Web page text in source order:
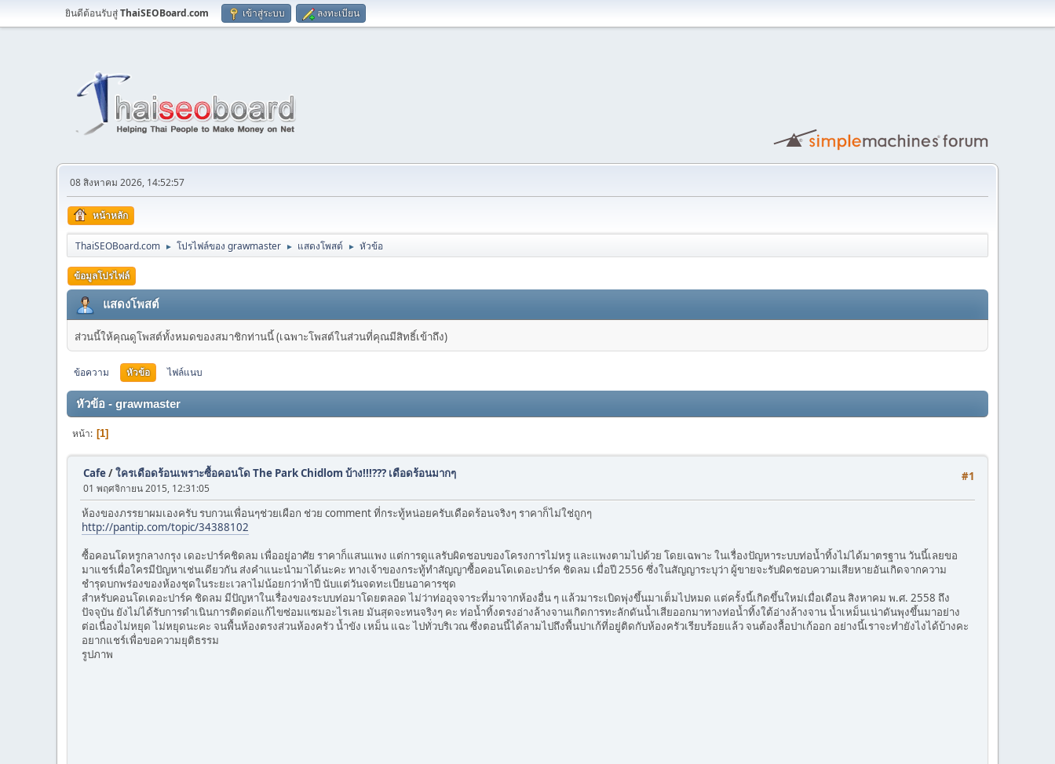
ยินดีต้อนรับสู่ThaiSEOBoard.com เข้าสู่ระบบ ลงทะเบียน
08 สิงหาคม 2026, 14:52:57
หน้าหลัก
ThaiSEOBoard.com ► โปรไฟล์ของ grawmaster ► แสดงโพสต์ ► หัวข้อ
ข้อมูลโปรไฟล์
แสดงโพสต์
ส่วนนี้ให้คุณดูโพสต์ทั้งหมดของสมาชิกท่านนี้ (เฉพาะโพสต์ในส่วนที่คุณมีสิทธิ์เข้าถึง)
ข้อความ หัวข้อ ไฟล์แนบ
หัวข้อ - grawmaster
หน้า 1
#1
Cafe/ใครเดือดร้อนเพราะซื้อคอนโด The Park Chidlom บ้าง!!!??? เดือดร้อนมากๆ
01 พฤศจิกายน 2015, 12:31:05
ห้องของภรรยาผมเองครับ รบกวนเพื่อนๆช่วยเผือก ช่วย comment ที่กระทู้หน่อยครับเดือดร้อนจริงๆ ราคาก็ไม่ใช่ถูกๆ
http://pantip.com/topic/34388102
ซื้อคอนโดหรูกลางกรุง เดอะปาร์คชิดลม เพื่ออยู่อาศัย ราคาก็แสนแพง แต่การดูแลรับผิดชอบของโครงการไม่หรู และแพงตามไปด้วย โดยเฉพาะ ในเรื่องปัญหาระบบท่อน้ำทิ้งไม่ได้มาตรฐาน วันนี้เลยขอ
มาแชร์เผื่อใครมีปัญหาเช่นเดียวกัน ส่งคำแนะนำมาได้นะคะ ทางเจ้าของกระทู้ทำสัญญาซื้อคอนโดเดอะปาร์ค ชิดลม เมื่อปี 2556 ซึ่งในสัญญาระบุว่า ผู้ขายจะรับผิดชอบความเสียหายอันเกิดจากความ
ชำรุดบกพร่องของห้องชุดในระยะเวลาไม่น้อยกว่าห้าปี นับแต่วันจดทะเบียนอาคารชุด
สำหรับคอนโดเดอะปาร์ค ชิดลม มีปัญหาในเรื่องของระบบท่อมาโดยตลอด ไม่ว่าท่ออุจจาระที่มาจากห้องอื่น ๆ แล้วมาระเบิดพุ่งขึ้นมาเต็มไปหมด แต่ครั้งนี้เกิดขึ้นใหม่เมื่อเดือน สิงหาคม พ.ศ. 2558 ถึง
ปัจจุบัน ยังไม่ได้รับการดำเนินการติดต่อแก้ไขซ่อมแซมอะไรเลย มันสุดจะทนจริงๆ คะ ท่อน้ำทิ้งตรงอ่างล้างจานเกิดการทะลักดันน้ำเสียออกมาทางท่อน้ำทิ้งใต้อ่างล้างจาน น้ำเหม็นเน่าดันพุงขึ้นมาอย่าง
ต่อเนื่องไม่หยุด ไม่หยุดนะคะ จนพื้นห้องตรงส่วนห้องครัว น้ำขัง เหม็น แฉะ ไปทั่วบริเวณ ซึ่งตอนนี้ได้ลามไปถึงพื้นปาเก้ที่อยู่ติดกับห้องครัวเรียบร้อยแล้ว จนต้องลื้อปาเก้ออก อย่างนี้เราจะทำยังไงได้บ้างคะ
อยากแชร์เพื่อขอความยุติธรรม
รูปภาพ